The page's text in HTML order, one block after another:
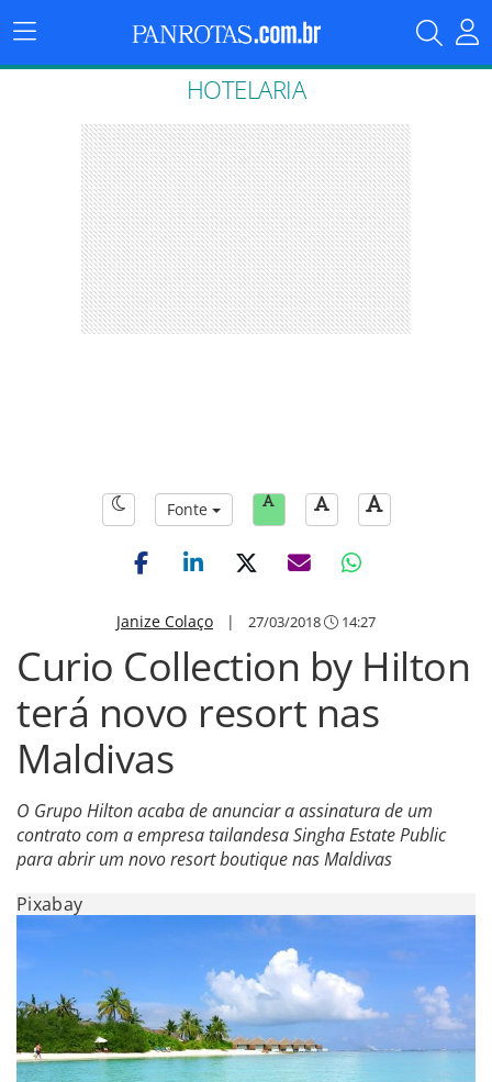
Menu
Principal
HOTELARIA
Fonte
Janize Colaço | 27/03/2018 14:27
Curio Collection by Hilton
terá novo resort nas
Maldivas
O Grupo Hilton acaba de anunciar a assinatura de um
contrato com a empresa tailandesa Singha Estate Public
para abrir um novo resort boutique nas Maldivas
Pixabay